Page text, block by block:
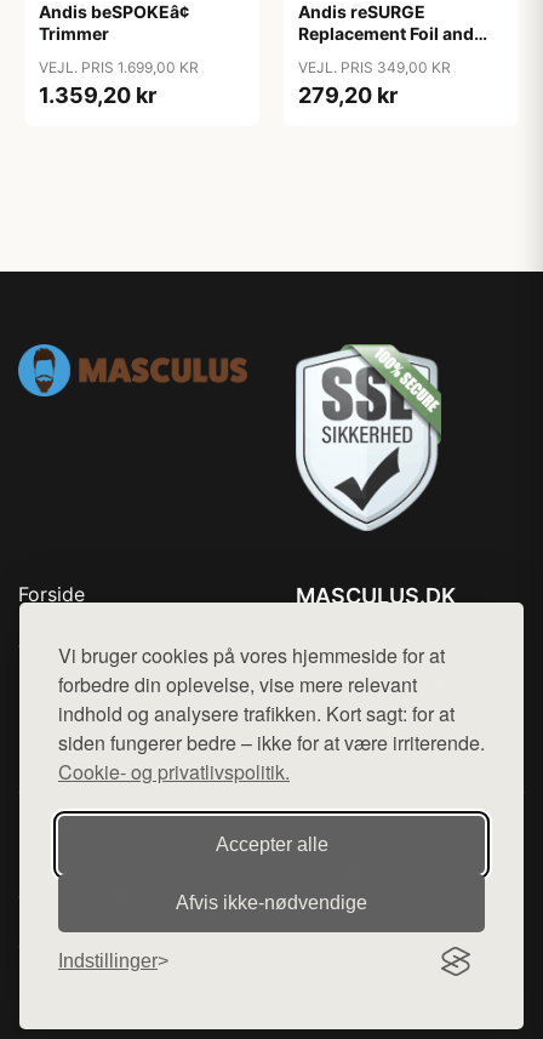
Vi bruger cookies på vores hjemmeside for at
forbedre din oplevelse, vise mere relevant
indhold og analysere trafikken. Kort sagt: for at
siden fungerer bedre – ikke for at være irriterende.
Cookie- og privatlivspolitik.
Accepter alle
Afvis ikke‑nødvendige
Indstillinger
Andis beSPOKEâ¢
Trimmer
VEJL. PRIS 1.699,00 KR
1.359,20 kr
Andis reSURGE
Replacement Foil and
VEJL. PRIS 349,00 KR
279,20 kr
Forside
Top Rabatter
Kontakt
MASCULUS.DK
Mail: hej@want.dk
Cookie- og privatlivspolitik
Denne side er en del af want.dk, der udgiver en række
hjemmesider med præsentation af forskellige produkter fra
diverse webshops. Der sælges ikke varer fra denne side - vi
henviser til de shops, som sælger varen. Vi har heller ikke
varerne på lager.